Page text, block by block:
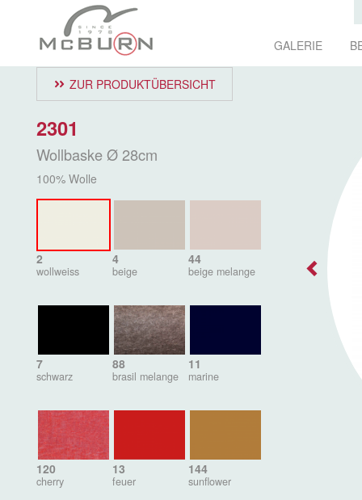
GALERIE
ZUR PRODUKTÜBERSICHT
2301
Wollbaske Ø 28cm
100% Wolle
2
wollweiss
4
beige
44
beige melange
7
schwarz
88
brasil melange
11
marine
120
cherry
13
feuer
144
sunflower